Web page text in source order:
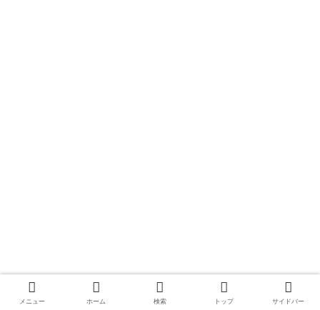
配当金投資
メニュー ホーム 検索 トップ サイドバー